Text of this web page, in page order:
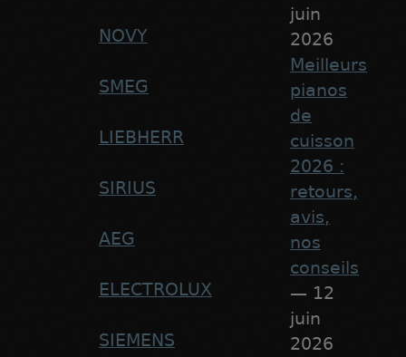
NOVY
SMEG
LIEBHERR
SIRIUS
AEG
ELECTROLUX
SIEMENS
juin
2026
Meilleurs
pianos
de
cuisson
2026 :
retours,
avis,
nos
conseils
— 12
juin
2026